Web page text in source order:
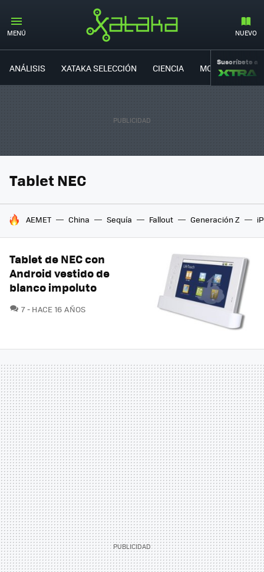
MENÚ NUEVO
ANÁLISIS XATAKA SELECCIÓN CIENCIA MOVILIDAD
Suscríbete a
Tablet NEC
HOY SE HABLA DE
AEMET China Sequía Fallout Generación Z
Tablet de NEC con
Android vestido de
blanco impoluto
7COMENTARIOS
HACE 16 AÑOS